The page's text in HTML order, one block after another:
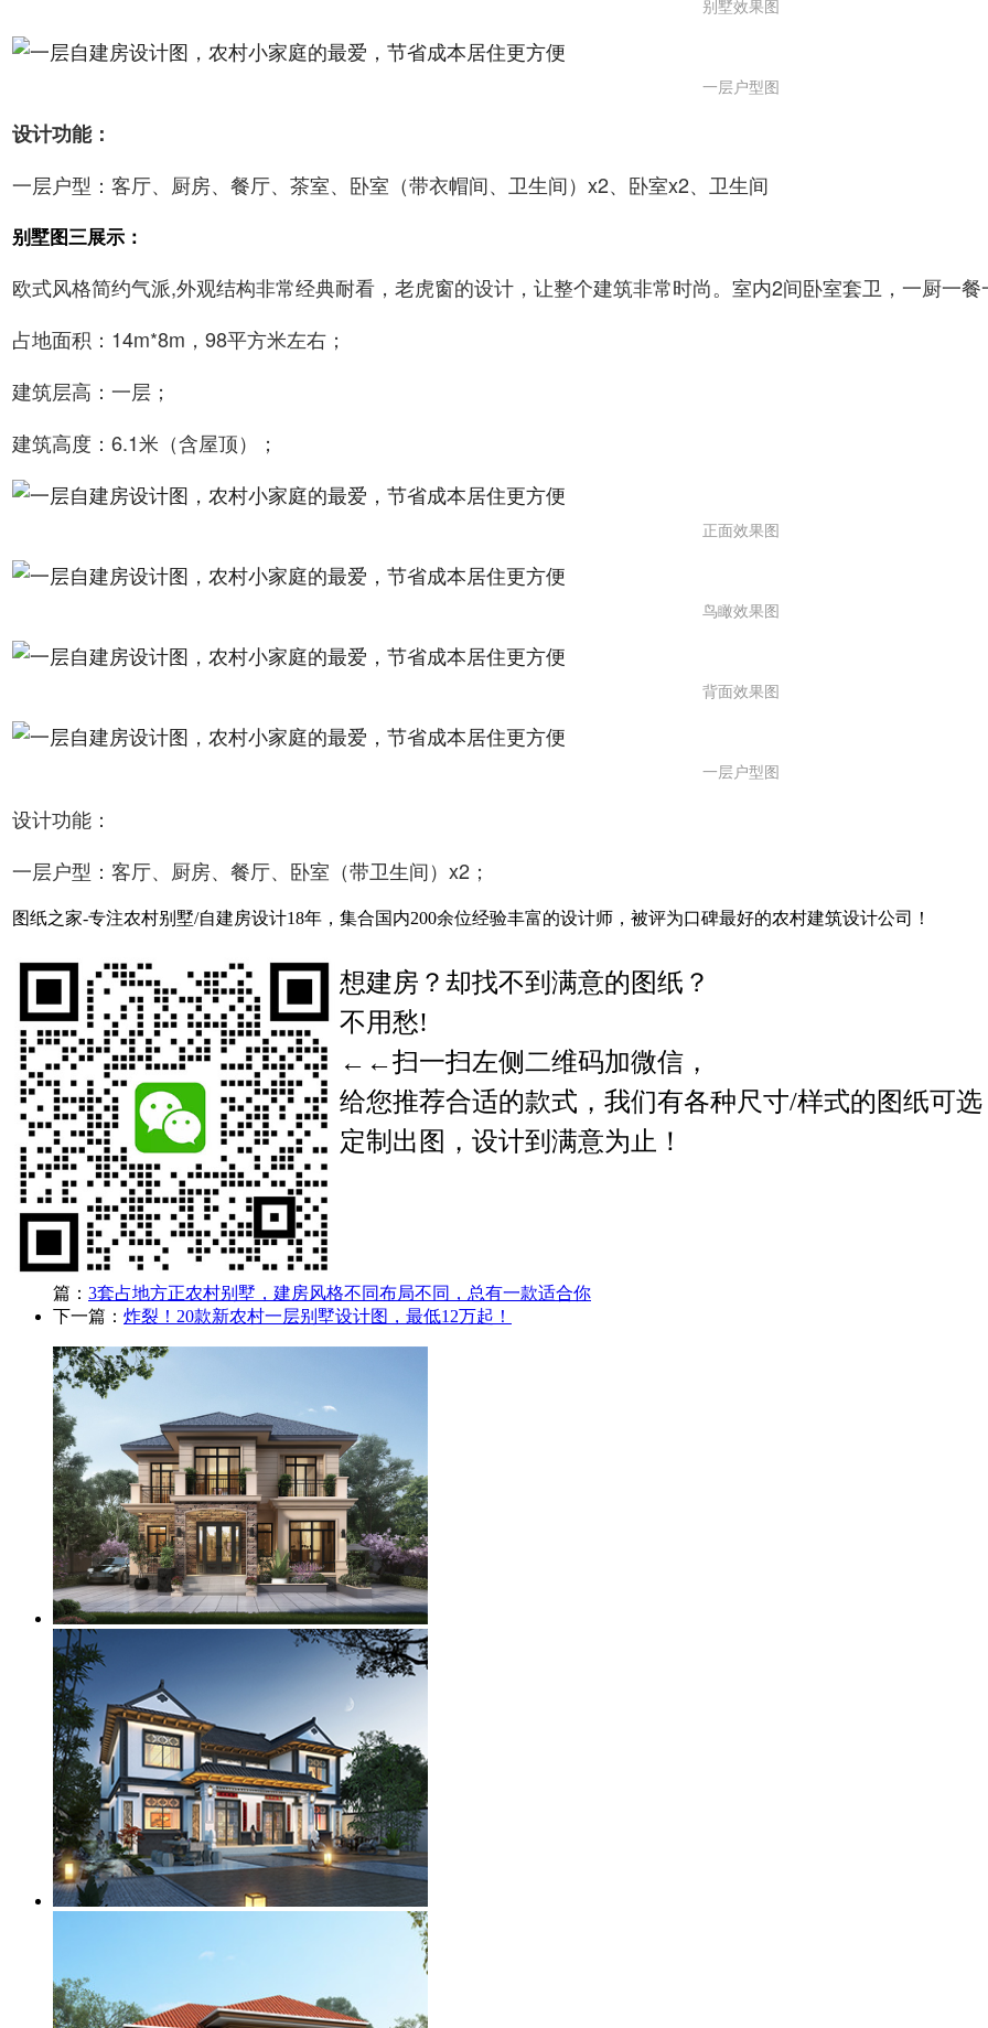
别墅效果图
一层户型图
设计功能：
一层户型：客厅、厨房、餐厅、茶室、卧室（带衣帽间、卫生间）x2、卧室x2、卫生间
别墅图三展示：
欧式风格简约气派,外观结构非常经典耐看，老虎窗的设计，让整个建筑非常时尚。室内2间卧室套卫，一厨一餐
占地面积：14m*8m，98平方米左右；
建筑层高：一层；
建筑高度：6.1米（含屋顶）；
正面效果图
鸟瞰效果图
背面效果图
一层户型图
设计功能：
一层户型：客厅、厨房、餐厅、卧室（带卫生间）x2；
图纸之家-专注农村别墅/自建房设计18年，集合国内200余位经验丰富的设计师，被评为口碑最好的农村建筑设计公司！
想建房？却找不到满意的图纸 ？
不用愁!
←←扫一扫左侧二维码加微信 ，
给您推荐合适的款式 ，我们有各种尺寸/样式的图纸可选
定制出图 ，设计到满意为止！
篇： 3套占地方正农村别墅，建房风格不同布局不同，总有一款适合你
下一篇： 炸裂！20款新农村一层别墅设计图，最低12万起！